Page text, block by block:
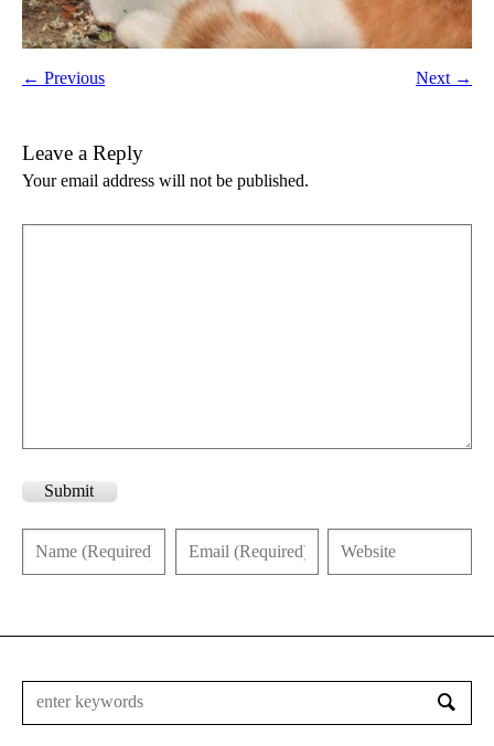
← Previous Next →
Leave a Reply
Your email address will not be published.
Submit